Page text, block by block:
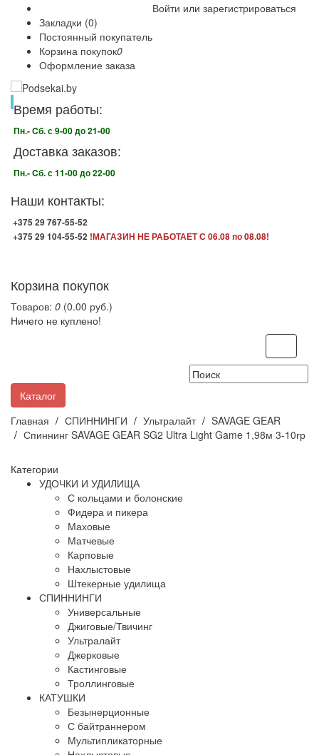
Закладки (0)
Постоянный покупатель
Корзина покупок0
Оформление заказа
Войти или зарегистрироваться
Время работы:
Пн.- Cб. с 9-00 до 21-00
Доставка заказов:
Пн.- Cб. с 11-00 до 22-00
Наши контакты:
+375 29 767-55-52
+375 29 104-55-52 !МАГАЗИН НЕ РАБОТАЕТ С 06.08 по 08.08!
Корзина покупок
Товаров: 0 (0.00 руб.)
Ничего не куплено!
Каталог
Главная
СПИННИНГИ Ультралайт
SAVAGE GEAR
Спиннинг SAVAGE GEAR SG2 Ultra Light Game 1,98м 3-10гр
Категории
УДОЧКИ И УДИЛИЩА
С кольцами и болонские
Фидера и пикера
Маховые
Матчевые
Карповые
Нахлыстовые
Штекерные удилища
СПИННИНГИ
Универсальные
Джиговые/Твичинг
Ультралайт
Джерковые
Кастинговые
Троллинговые
КАТУШКИ
Безынерционные
С байтраннером
Мультипликаторные